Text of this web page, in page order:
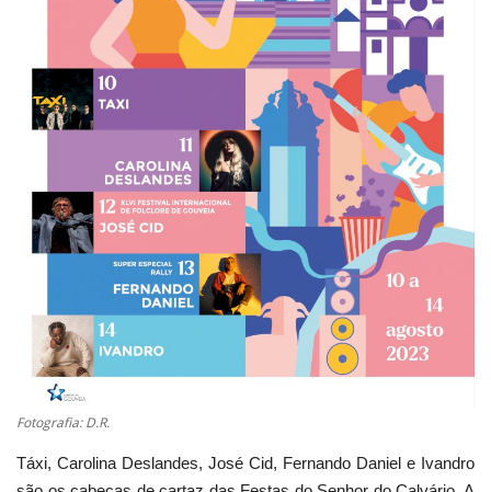
Lazer
Fotografia: D.R.
Táxi, Carolina Deslandes, José Cid, Fernando Daniel e Ivandro